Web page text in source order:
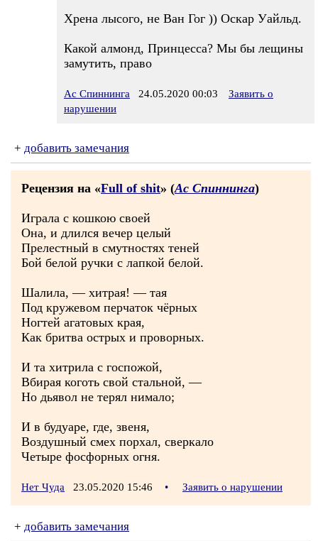
Хрена лысого, не Ван Гог )) Оскар Уайльд.
Какой алмонд, Принцесса? Мы бы лещины
замутить, право
Ас Спиннинга 24.05.2020 00:03
Заявить о
нарушении
+ добавить замечания
Рецензия на «Full of shit» (Ас Спиннинга)
Играла с кошкою своей
Она, и длился вечер целый
Прелестный в смутностях теней
Бой белой ручки с лапкой белой.
Шалила, — хитрая! — тая
Под кружевом перчаток чёрных
Ногтей агатовых края,
Как бритва острых и проворных.
И та хитрила с госпожой,
Вбирая коготь свой стальной, —
Но дьявол не терял нимало;
И в будуаре, где, звеня,
Воздушный смех порхал, сверкало
Четыре фосфорных огня.
Нет Чуда 23.05.2020 15:46 • Заявить о нарушении
+ добавить замечания